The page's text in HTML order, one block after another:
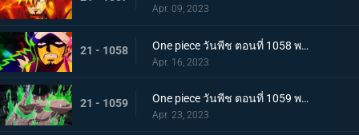
Apr. 09, 2023
21 - 1058 One piece วันพีช ตอนที่ 1058 พากย์ไทย การจู่โจมของนักบวชเพลิงผลาญ เงื้อมมือปีศาจของโอโรจิที่คืบคลานเข้ามา
Apr. 16, 2023
21 - 1059 One piece วันพีช ตอนที่ 1059 พากย์ไทย โซโลตกที่นั่งลำบาก สัตว์ประหลาดคิงแห่งอัคคีภัย
Apr. 23, 2023